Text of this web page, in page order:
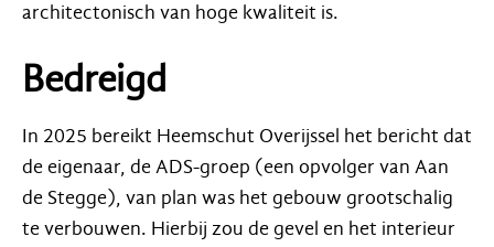
architectonisch van hoge kwaliteit is.
Bedreigd
In 2025 bereikt Heemschut Overijssel het bericht dat
de eigenaar, de ADS-groep (een opvolger van Aan
de Stegge), van plan was het gebouw grootschalig
te verbouwen. Hierbij zou de gevel en het interieur